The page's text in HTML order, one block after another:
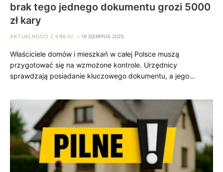
brak tego jednego dokumentu grozi 5000
zł kary
AKTUALNOŚCI Z KRAJU 16 SIERPNIA 2025
Właściciele domów i mieszkań w całej Polsce muszą
przygotować się na wzmożone kontrole. Urzędnicy
sprawdzają posiadanie kluczowego dokumentu, a jego…